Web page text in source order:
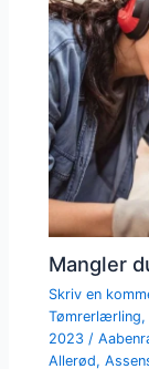
Mangler
Skriv en
Tømrerlærling
2023 /
Allerød,